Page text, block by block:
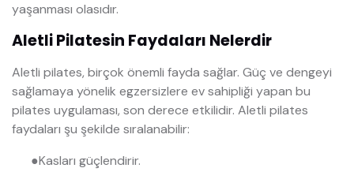
yaşanması olasıdır.
Aletli Pilatesin Faydaları Nelerdir
Aletli pilates, birçok önemli fayda sağlar. Güç ve dengeyi
sağlamaya yönelik egzersizlere ev sahipliği yapan bu
pilates uygulaması, son derece etkilidir. Aletli pilates
faydaları şu şekilde sıralanabilir:
●Kasları güçlendirir.